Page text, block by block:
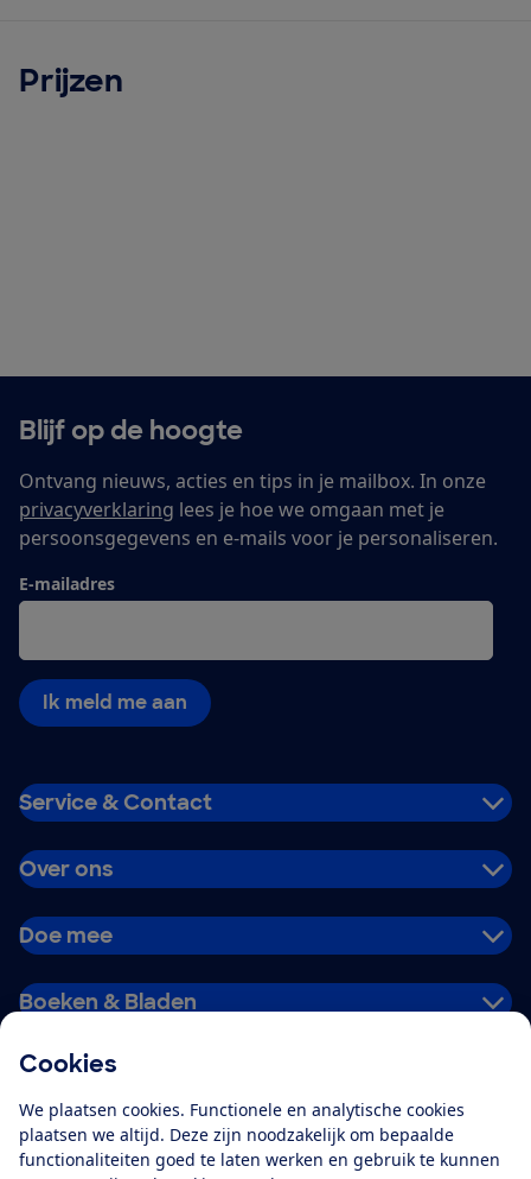
Cookies
We plaatsen cookies. Functionele en analytische cookies
plaatsen we altijd. Deze zijn noodzakelijk om bepaalde
functionaliteiten goed te laten werken en gebruik te kunnen
Prijzen
Blijf op de hoogte
Ontvang nieuws, acties en tips in je mailbox. In onze
privacyverklaring lees je hoe we omgaan met je
persoonsgegevens en e-mails voor je personaliseren.
E-mailadres
Ik meld me aan
Service & Contact
Over ons
Doe mee
Boeken & Bladen